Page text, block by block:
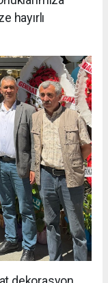
hayırlı